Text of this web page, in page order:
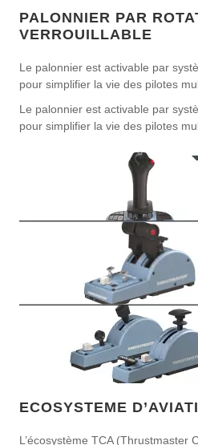
PALONNIER PAR
VERROUILLABLE
Le palonnier est activable par
pour simplifier la vie des pilotes
Le palonnier est activable par
pour simplifier la vie des pilotes
ECOSYSTEME
L’écosystème TCA (Thrustmaster